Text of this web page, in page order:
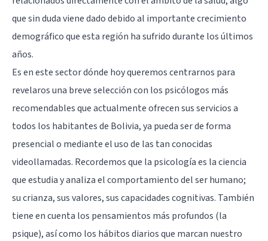
que sin duda viene dado debido al importante crecimiento
demográfico que esta región ha sufrido durante los últimos
años.
Es en este sector dónde hoy queremos centrarnos para
revelaros una breve selección con los psicólogos más
recomendables que actualmente ofrecen sus servicios a
todos los habitantes de Bolivia, ya pueda ser de forma
presencial o mediante el uso de las tan conocidas
videollamadas. Recordemos que la psicología es la ciencia
que estudia y analiza el comportamiento del ser humano;
su crianza, sus valores, sus capacidades cognitivas. También
tiene en cuenta los pensamientos más profundos (la
psique), así como los hábitos diarios que marcan nuestro